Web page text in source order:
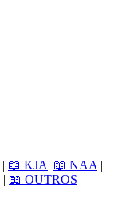
| 📖 KJA| 📖 NAA |
| 📖 OUTROS